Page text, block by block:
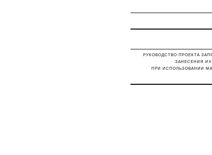
РУКОВОДСТВО ПРОЕКТА
ЗАНЕСЕНИЯ ИХ
ПРИ ИСПОЛЬЗОВАНИИ